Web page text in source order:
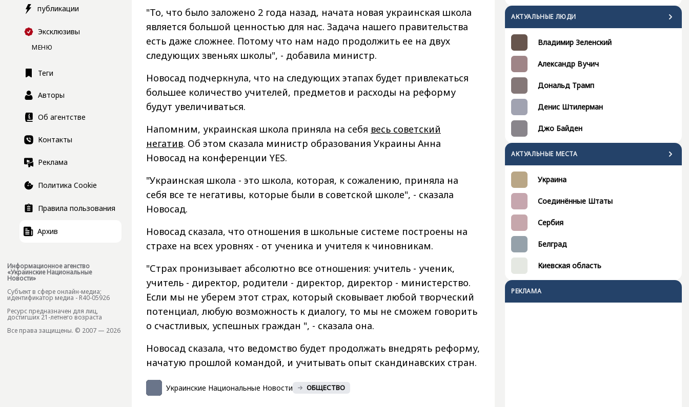
публикации
Эксклюзивы
МЕНЮ
Теги
Авторы
Об агентстве
Контакты
Реклама
Политика Cookie
Правила пользования
Архив
Информационное агенство
«Украинские Национальные
Новости»
Субъект в сфере онлайн-медиа;
идентификатор медиа - R40-05926
Ресурс предназначен для лиц,
достигших 21-летнего возраста
Все права защищены. © 2007 — 2026
АКТУАЛЬНЫЕ ЛЮДИ
Владимир Зеленский
Александр Вучич
Дональд Трамп
Денис Штилерман
Джо Байден
АКТУАЛЬНЫЕ МЕСТА
Украина
Соединённые Штаты
Сербия
Белград
Киевская область
РЕКЛАМА
"То, что было заложено 2 года назад, начата новая украинская школа
является большой ценностью для нас. Задача нашего правительства
есть даже сложнее. Потому что нам надо продолжить ее на двух
следующих звеньях школы", - добавила министр.
Новосад подчеркнула, что на следующих этапах будет привлекаться
большее количество учителей, предметов и расходы на реформу
будут увеличиваться.
Напомним, украинская школа приняла на себя весь советский
негатив. Об этом сказала министр образования Украины Анна
Новосад на конференции YES.
"Украинская школа - это школа, которая, к сожалению, приняла на
себя все те негативы, которые были в советской школе", - сказала
Новосад.
Новосад сказала, что отношения в школьные системе построены на
страхе на всех уровнях - от ученика и учителя к чиновникам.
"Страх пронизывает абсолютно все отношения: учитель - ученик,
учитель - директор, родители - директор, директор - министерство.
Если мы не уберем этот страх, который сковывает любой творческий
потенциал, любую возможность к диалогу, то мы не сможем говорить
о счастливых, успешных граждан ", - сказала она.
Новосад сказала, что ведомство будет продолжать внедрять реформу,
начатую прошлой командой, и учитывать опыт скандинавских стран.
Украинские Национальные Новости ОБЩЕСТВО